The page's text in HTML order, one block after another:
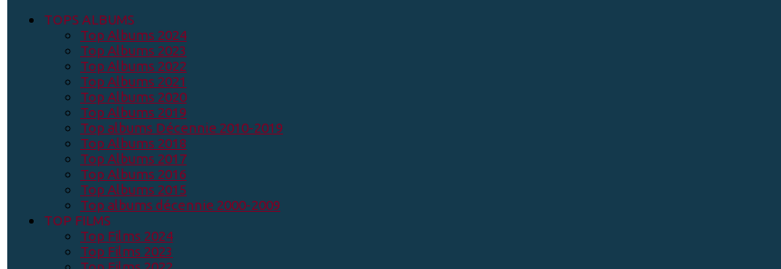
TOPS ALBUMS
Top Albums 2024
Top Albums 2023
Top Albums 2022
Top Albums 2021
Top Albums 2020
Top Albums 2019
Top albums Décennie 2010-2019
Top Albums 2018
Top Albums 2017
Top Albums 2016
Top Albums 2015
Top albums décennie 2000-2009
TOP FILMS
Top Films 2024
Top Films 2023